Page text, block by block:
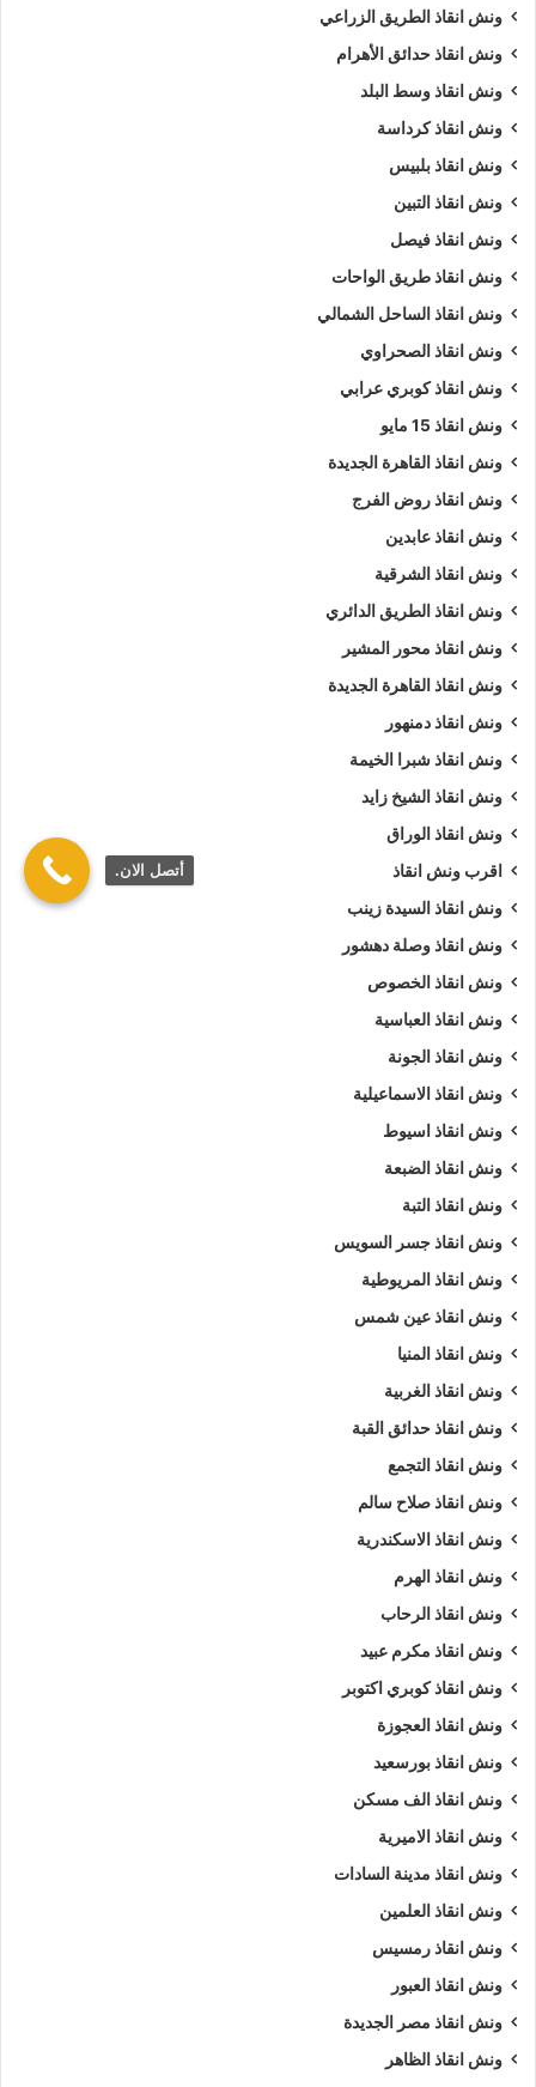
ونش انقاذ الطريق الزراعي
ونش انقاذ حدائق الأهرام
ونش انقاذ وسط البلد
ونش انقاذ كرداسة
ونش انقاذ بلبيس
ونش انقاذ التبين
ونش انقاذ فيصل
ونش انقاذ طريق الواحات
ونش انقاذ الساحل الشمالي
ونش انقاذ الصحراوي
ونش انقاذ كوبري عرابي
ونش انقاذ 15 مايو
ونش انقاذ القاهرة الجديدة
ونش انقاذ روض الفرج
ونش انقاذ عابدين
ونش انقاذ الشرقية
ونش انقاذ الطريق الدائري
ونش انقاذ محور المشير
ونش انقاذ القاهرة الجديدة
ونش انقاذ دمنهور
ونش انقاذ شبرا الخيمة
ونش انقاذ الشيخ زايد
ونش انقاذ الوراق
اقرب ونش انقاذ
ونش انقاذ السيدة زينب
ونش انقاذ وصلة دهشور
ونش انقاذ الخصوص
ونش انقاذ العباسية
ونش انقاذ الجونة
ونش انقاذ الاسماعيلية
ونش انقاذ اسيوط
ونش انقاذ الضبعة
ونش انقاذ التبة
ونش انقاذ جسر السويس
ونش انقاذ المريوطية
ونش انقاذ عين شمس
ونش انقاذ المنيا
ونش انقاذ الغربية
ونش انقاذ حدائق القبة
ونش انقاذ التجمع
ونش انقاذ صلاح سالم
ونش انقاذ الاسكندرية
ونش انقاذ الهرم
ونش انقاذ الرحاب
ونش انقاذ مكرم عبيد
ونش انقاذ كوبري اكتوبر
ونش انقاذ العجوزة
ونش انقاذ بورسعيد
ونش انقاذ الف مسكن
ونش انقاذ الاميرية
ونش انقاذ مدينة السادات
ونش انقاذ العلمين
ونش انقاذ رمسيس
ونش انقاذ العبور
ونش انقاذ مصر الجديدة
ونش انقاذ الظاهر
أتصل الان.